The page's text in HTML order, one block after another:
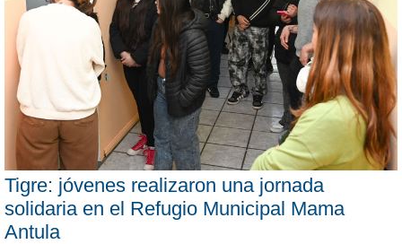
Tigre: jóvenes realizaron una jornada
solidaria en el Refugio Municipal Mama
Antula